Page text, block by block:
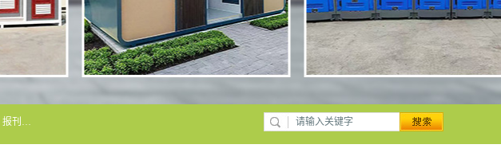
常州润隆环保科技有限公司是长期从事各类生态移动公厕制造的专业性实体企业，同时也生产制造各类售货亭、报刊亭、警卫亭等，我公司将尽全力为各用户在设计、制造、服务上提供快捷满意的全程服务，本公司愿与各用户携手共创辉煌业绩。主要产品：移动厕所;、生态厕所、 环保厕所、 流动厕所、商亭、岗亭、活动板房、移动厕所租赁等；